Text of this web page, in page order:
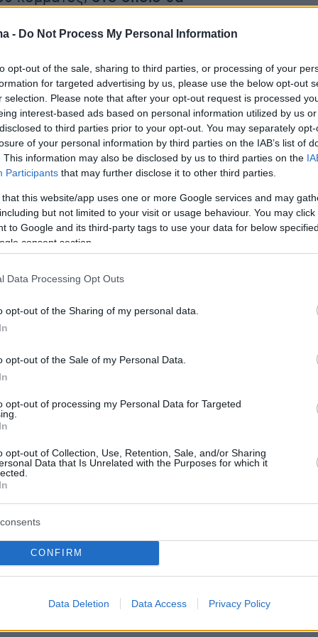
- Do Not Process My Personal Information
opt-out of the sale, sharing to third parties, or processing of your
for targeted advertising by us, please use the below opt-out
selection. Please note that after your opt-out request is processed
interest-based ads based on personal information utilized by us
to third parties prior to your opt-out. You may separately
of your personal information by third parties on the IAB’s list of
This information may also be disclosed by us to third parties on the
Participants that may further disclose it to other third parties.
that this website/app uses one or more Google services and may
but not limited to your visit or usage behaviour. You may
to Google and its third-party tags to use your data for below
consent section.
Data Processing Opt Outs
opt-out of the Sharing of my personal data.
opt-out of the Sale of my Personal Data.
opt-out of processing my Personal Data for Targeted
opt-out of Collection, Use, Retention, Sale, and/or Sharing
Data that Is Unrelated with the Purposes for which it
CONFIRM
Data Deletion Data Access Privacy Policy
στο πεδίο της ακρίβειας, του
της ενεργειακής κρίσης,
αυξήσεις για τους μισθούς,
σε τομείς η διαχείριση του
αναμένεται να αναφερθεί ενδελεχώς
ο κ. Τσίπρας.
στη συνέχεια οΧρήστος Σπίρτζης,ο
στην εισήγησή του στο πλαίσιο
στο πεδίο τηςΤοπικής Αυτοδιοίκησης, για να
των τοποθετήσεων η Γραμματέας του
τα μέλη της Κεντρικής Επιτροπής, ενώ αν
, τότε αυτά αναμένεται να τεθούν σε
εκτός από τους υποψήφιους βουλευτές, η
στους μεγάλους δήμους της χώρας, όπως
αλλά και οι δήμοι της Πάτρας
Σχεδόν βέβαιη θεωρείται η υποψηφιότητα
γνωστού μπασκετμπολίστα στο δήμο
σκληρό μαρκάρισμα» στον νυν δήμαρχο,
αλλά και τουπρώην
για το δήμο Πειραιά, ενώ ακούγεται πως ο
είναι αρνητικός στην παροχή στήριξης στο